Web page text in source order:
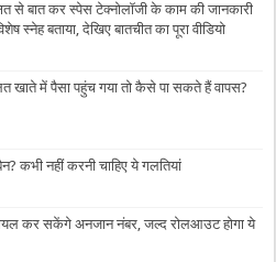
से बात कर स्पेस टेक्नोलॉजी के काम की जानकारी
स्नेह बताया, देखिए बातचीत का पूरा वीडियो
खाते में पैसा पहुंच गया तो कैसे पा सकते हैं वापस?
कभी नहीं करनी चाहिए ये गलतियां
कर सकेंगे अनजान नंबर, जल्द रोलआउट होगा ये